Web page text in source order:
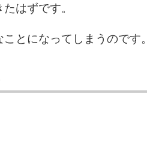
はずです。
とになってしまうのです。